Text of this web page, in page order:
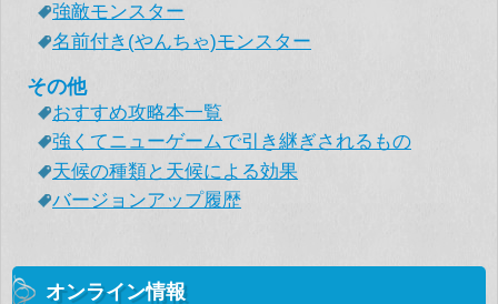
強敵モンスター
名前付き(やんちゃ)モンスター
その他
おすすめ攻略本一覧
強くてニューゲームで引き継ぎされるもの
天候の種類と天候による効果
バージョンアップ履歴
オンライン情報